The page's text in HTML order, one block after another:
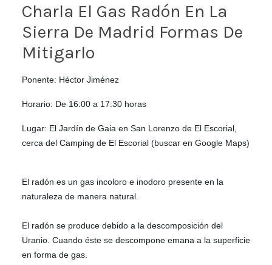
Charla El Gas Radón En La
Sierra De Madrid Formas De
Mitigarlo
Ponente: Héctor Jiménez
Horario: De 16:00 a 17:30 horas
Lugar: El Jardín de Gaia en San Lorenzo de El Escorial,
cerca del Camping de El Escorial (buscar en Google Maps)
El radón es un gas incoloro e inodoro presente en la
naturaleza de manera natural.
El radón se produce debido a la descomposición del
Uranio. Cuando éste se descompone emana a la superficie
en forma de gas.